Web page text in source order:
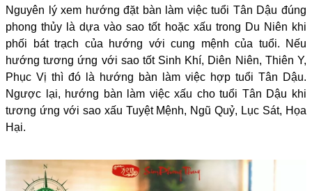
Nguyên lý xem hướng đặt bàn làm việc tuổi Tân Dậu đúng
phong thủy là dựa vào sao tốt hoặc xấu trong Du Niên khi
phối bát trạch của hướng với cung mệnh của tuổi. Nếu
hướng tương ứng với sao tốt Sinh Khí, Diên Niên, Thiên Y,
Phục Vị thì đó là hướng bàn làm việc hợp tuổi Tân Dậu.
Ngược lại, hướng bàn làm việc xấu cho tuổi Tân Dậu khi
tương ứng với sao xấu Tuyệt Mệnh, Ngũ Quỷ, Lục Sát, Họa
Hại.